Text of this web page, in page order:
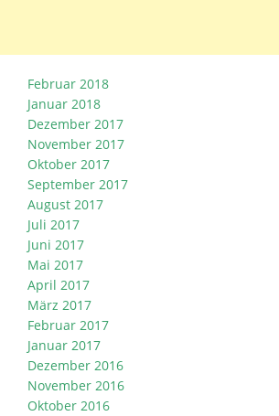
Februar 2018
Januar 2018
Dezember 2017
November 2017
Oktober 2017
September 2017
August 2017
Juli 2017
Juni 2017
Mai 2017
April 2017
März 2017
Februar 2017
Januar 2017
Dezember 2016
November 2016
Oktober 2016